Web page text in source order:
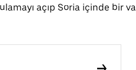
açıp Soria içinde bir